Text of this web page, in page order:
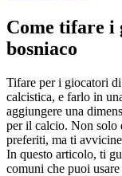
Come tifare i
bosniaco
Tifare per i giocatori di
calcistica, e farlo in
aggiungere una
per il calcio. Non solo
preferiti, ma ti
In questo articolo, ti
comuni che puoi